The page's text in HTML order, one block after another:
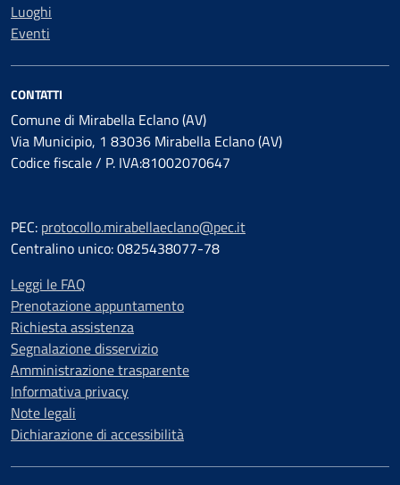
Luoghi
Eventi
CONTATTI
Comune di Mirabella Eclano (AV)
Via Municipio, 1 83036 Mirabella Eclano (AV)
Codice fiscale / P. IVA:81002070647
PEC: protocollo.mirabellaeclano@pec.it
Centralino unico: 0825438077-78
Leggi le FAQ
Prenotazione appuntamento
Richiesta assistenza
Segnalazione disservizio
Amministrazione trasparente
Informativa privacy
Note legali
Dichiarazione di accessibilità